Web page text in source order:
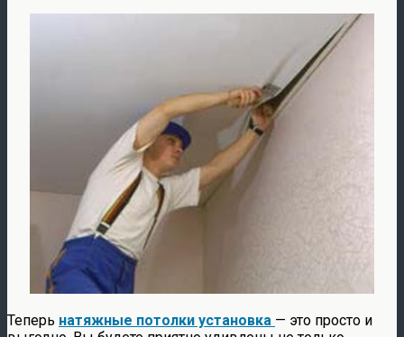
Теперь натяжные потолки установка — это просто и